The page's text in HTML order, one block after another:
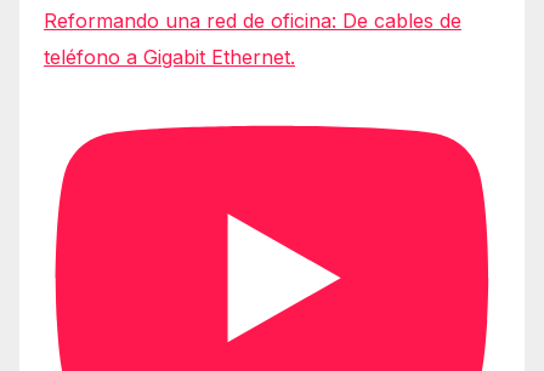
Reformando una red de oficina: De cables de
teléfono a Gigabit Ethernet.